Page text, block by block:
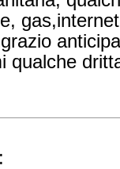
qualche